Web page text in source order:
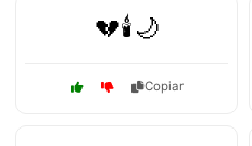
💔🕯️🌙
Copiar